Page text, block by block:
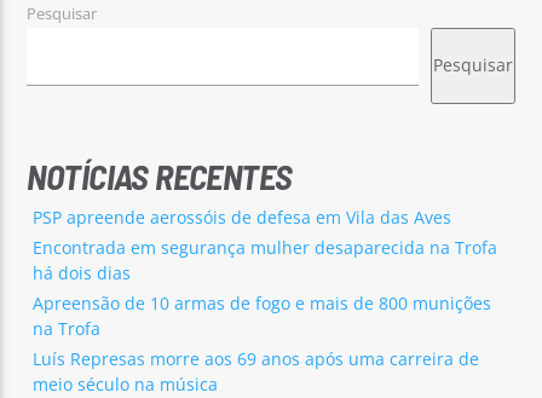
Pesquisar
Pesquisar
NOTÍCIAS RECENTES
PSP apreende aerossóis de defesa em Vila das Aves
Encontrada em segurança mulher desaparecida na Trofa
há dois dias
Apreensão de 10 armas de fogo e mais de 800 munições
na Trofa
Luís Represas morre aos 69 anos após uma carreira de
meio século na música